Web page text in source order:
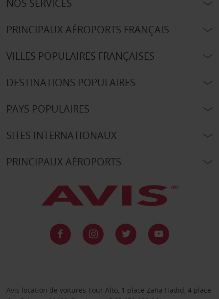
NOS SERVICES
PRINCIPAUX AÉROPORTS FRANÇAIS
VILLES POPULAIRES FRANÇAISES
DESTINATIONS POPULAIRES
PAYS POPULAIRES
SITES INTERNATIONAUX
PRINCIPAUX AÉROPORTS
Avis location de voitures Tour Alto, 1 place Zaha Hadid, 4 place